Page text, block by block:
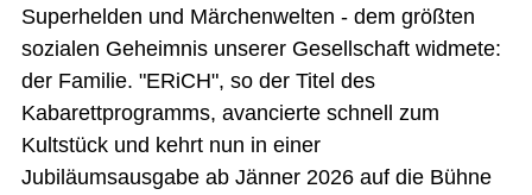
Superhelden und Märchenwelten - dem größten
sozialen Geheimnis unserer Gesellschaft widmete:
der Familie. "ERiCH", so der Titel des
Kabarettprogramms, avancierte schnell zum
Kultstück und kehrt nun in einer
Jubiläumsausgabe ab Jänner 2026 auf die Bühne